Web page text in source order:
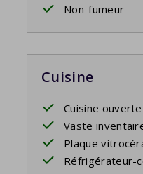
Non-fumeur
Cuisine
Cuisine
Vaste
Plaque
Réfrigérateur-